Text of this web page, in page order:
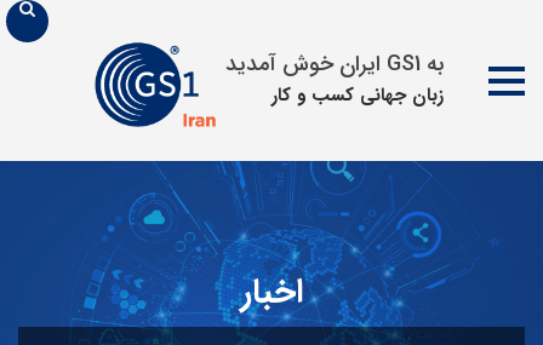
به GS1 ایران خوش آمدید
زبان جهانی كسب و كار
محتوا
اخبار